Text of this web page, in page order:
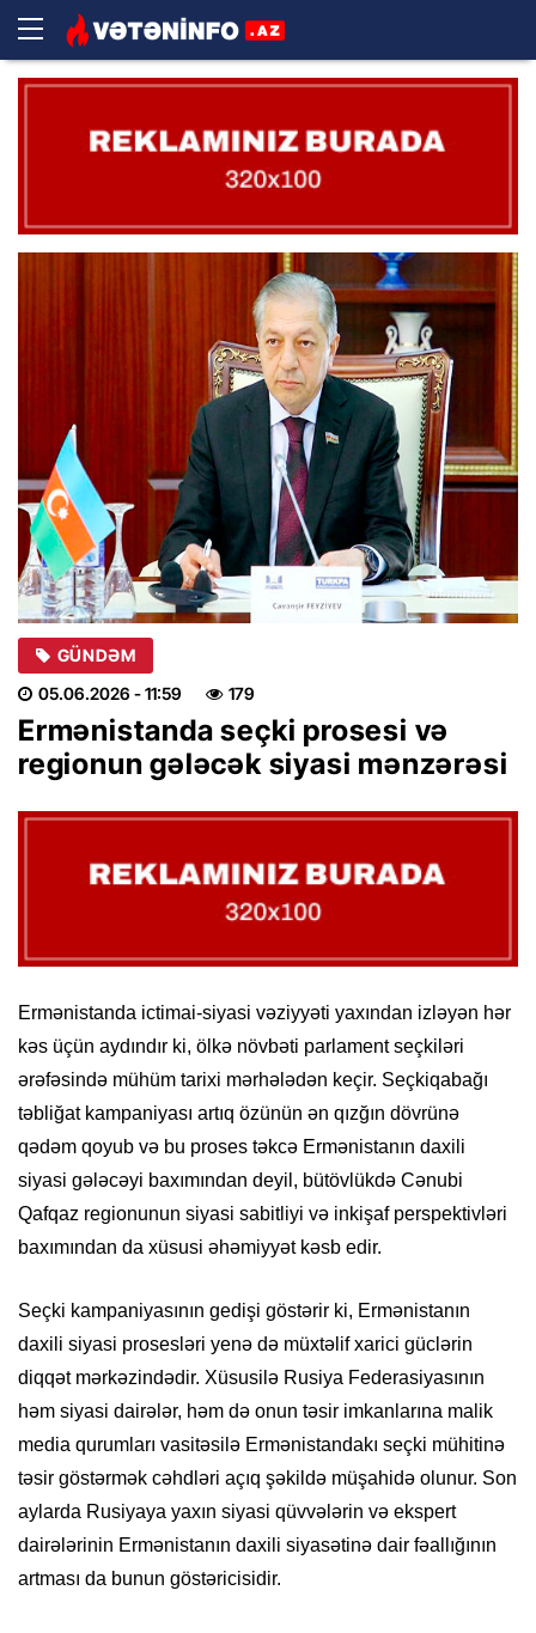
GÜNDƏM
05.06.2026 - 11:59 179
Ermənistanda seçki prosesi və
regionun gələcək siyasi mənzərəsi
Ermənistanda ictimai-siyasi vəziyyəti yaxından izləyən hər
kəs üçün aydındır ki, ölkə növbəti parlament seçkiləri
ərəfəsində mühüm tarixi mərhələdən keçir. Seçkiqabağı
təbliğat kampaniyası artıq özünün ən qızğın dövrünə
qədəm qoyub və bu proses təkcə Ermənistanın daxili
siyasi gələcəyi baxımından deyil, bütövlükdə Cənubi
Qafqaz regionunun siyasi sabitliyi və inkişaf perspektivləri
baxımından da xüsusi əhəmiyyət kəsb edir.
Seçki kampaniyasının gedişi göstərir ki, Ermənistanın
daxili siyasi prosesləri yenə də müxtəlif xarici güclərin
diqqət mərkəzindədir. Xüsusilə Rusiya Federasiyasının
həm siyasi dairələr, həm də onun təsir imkanlarına malik
media qurumları vasitəsilə Ermənistandakı seçki mühitinə
təsir göstərmək cəhdləri açıq şəkildə müşahidə olunur. Son
aylarda Rusiyaya yaxın siyasi qüvvələrin və ekspert
dairələrinin Ermənistanın daxili siyasətinə dair fəallığının
artması da bunun göstəricisidir.